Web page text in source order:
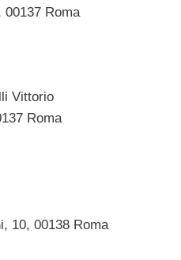
00137 Roma‎
Vittorio
Roma
10, 00138 Roma